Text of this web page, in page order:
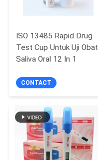
ISO 13485 Rapid Drug
Test Cup Untuk Uji Obat
Saliva Oral 12 In 1
CONTACT